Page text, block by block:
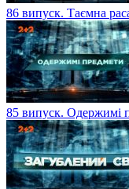
86 випуск. Таємна
85 випуск. Одержимі